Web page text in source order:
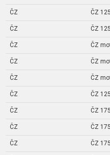
ČZ ČZ
ČZ ČZ
ČZ ČZ
ČZ ČZ
ČZ ČZ
ČZ ČZ
ČZ ČZ
ČZ ČZ
ČZ ČZ